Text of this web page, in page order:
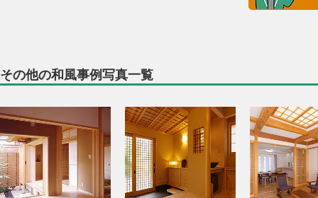
その他の和風事例写真一覧